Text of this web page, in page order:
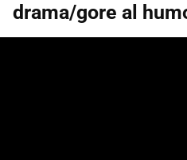
drama/gore al